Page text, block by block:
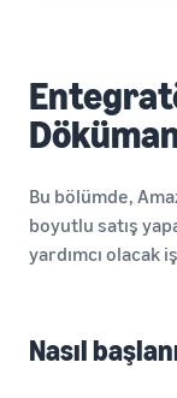
Bu bölümde,
boyutlu satış
yardımcı
Nasıl